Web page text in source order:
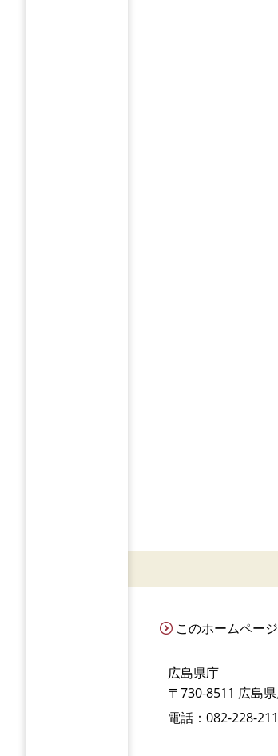
このホームペー
広島県庁
〒730-8511 広島
電話：082-228-